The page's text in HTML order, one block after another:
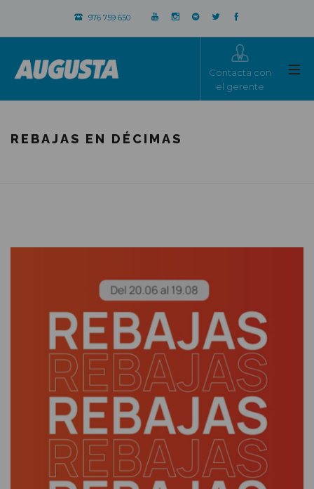
976 759 650
Contacta con
el gerente
REBAJAS EN DÉCIMAS